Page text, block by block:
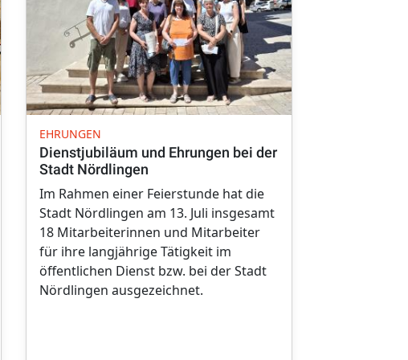
EHRUNGEN
Dienstjubiläum und Ehrungen bei der
Stadt Nördlingen
Im Rahmen einer Feierstunde hat die
Stadt Nördlingen am 13. Juli insgesamt
18 Mitarbeiterinnen und Mitarbeiter
für ihre langjährige Tätigkeit im
öffentlichen Dienst bzw. bei der Stadt
Nördlingen ausgezeichnet.